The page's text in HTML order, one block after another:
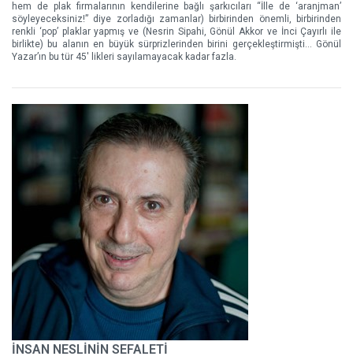
hem de plak firmalarının kendilerine bağlı şarkıcıları “İlle de ‘aranjman’
söyleyeceksiniz!” diye zorladığı zamanlar) birbirinden önemli, birbirinden
renkli ‘pop’ plaklar yapmış ve (Nesrin Sipahi, Gönül Akkor ve İnci Çayırlı ile
birlikte) bu alanın en büyük sürprizlerinden birini gerçekleştirmişti… Gönül
Yazar’ın bu tür 45' likleri sayılamayacak kadar fazla.
İNSAN NESLİNİN SEFALETİ